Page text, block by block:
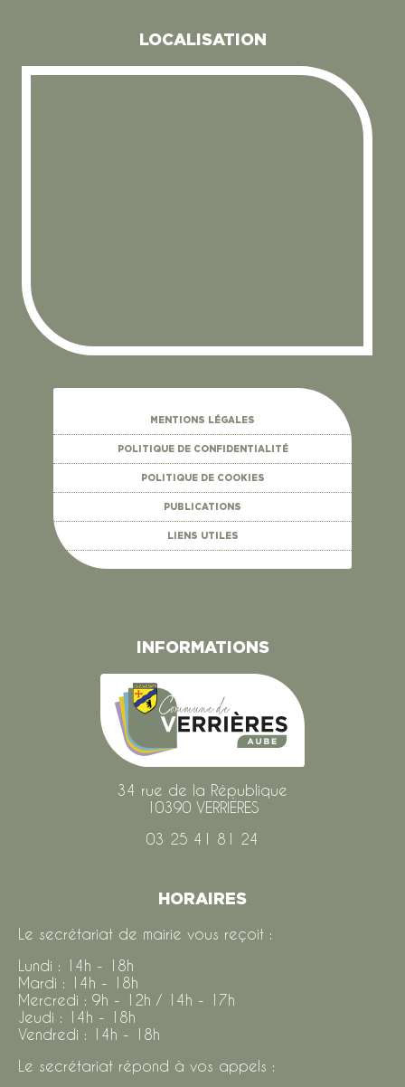
LOCALISATION
MENTIONS LÉGALES
POLITIQUE DE CONFIDENTIALITÉ
POLITIQUE DE COOKIES
PUBLICATIONS
LIENS UTILES
INFORMATIONS
34 rue de la République
10390 VERRIÈRES
03 25 41 81 24
HORAIRES
Le secrétariat de mairie vous reçoit :
Lundi : 14h - 18h
Mardi : 14h - 18h
Mercredi : 9h - 12h / 14h - 17h
Jeudi : 14h - 18h
Vendredi : 14h - 18h
Le secrétariat répond à vos appels :